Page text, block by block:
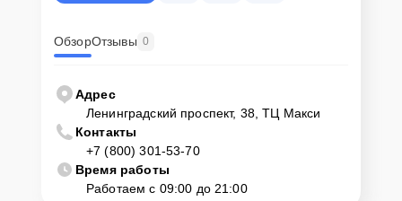
ОбзорОтзывы 0
Адрес
Ленинградский проспект, 38, ТЦ Макси
Контакты
+7 (800) 301-53-70
Время работы
Работаем с 09:00 до 21:00